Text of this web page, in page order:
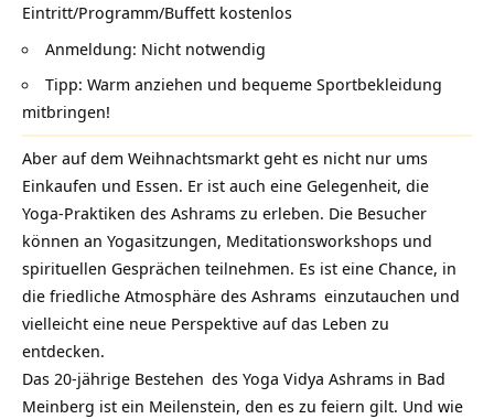
Eintritt/Programm/Buffett kostenlos
Anmeldung: Nicht notwendig
Tipp: Warm anziehen und bequeme Sportbekleidung
mitbringen!
Aber auf dem Weihnachtsmarkt geht es nicht nur ums
Einkaufen und Essen. Er ist auch eine Gelegenheit, die
Yoga-Praktiken des Ashrams zu erleben. Die Besucher
können an Yogasitzungen, Meditationsworkshops und
spirituellen Gesprächen teilnehmen. Es ist eine Chance, in
die friedliche Atmosphäre des Ashrams einzutauchen und
vielleicht eine neue Perspektive auf das Leben zu
entdecken.
Das 20-jährige Bestehen des Yoga Vidya Ashrams in Bad
Meinberg ist ein Meilenstein, den es zu feiern gilt. Und wie